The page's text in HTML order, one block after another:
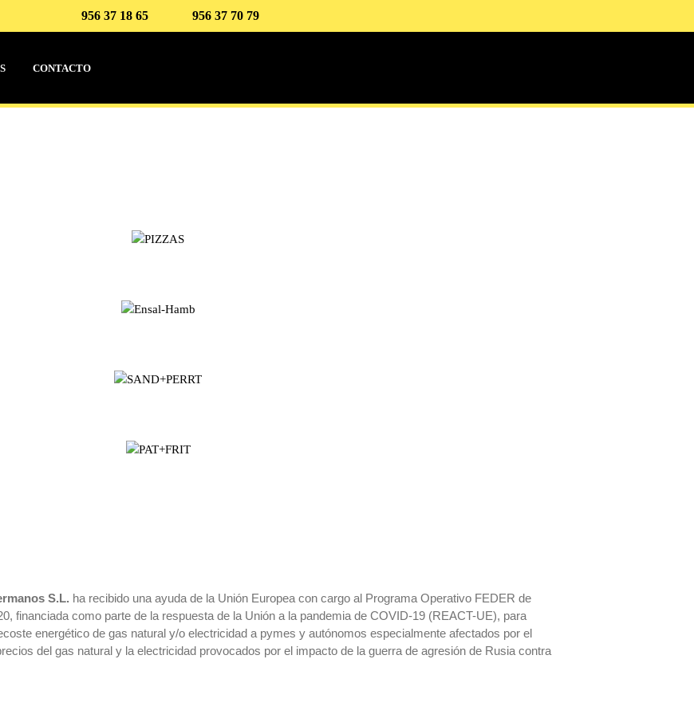
956 37 18 65 956 37 70 79
CONTACTO
S.L. ha recibido una ayuda de la Unión Europea con cargo al Programa Operativo FEDER de
financiada como parte de la respuesta de la Unión a la pandemia de COVID-19 (REACT-UE), para
energético de gas natural y/o electricidad a pymes y autónomos especialmente afectados por el
del gas natural y la electricidad provocados por el impacto de la guerra de agresión de Rusia contra